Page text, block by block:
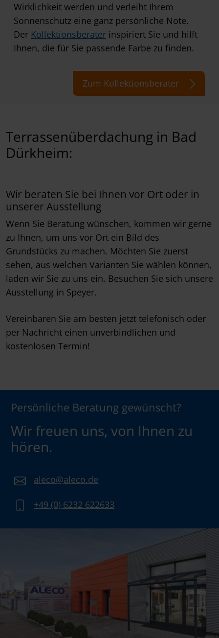
Wirklichkeit werden und verleiht Ihrem
Sonnenschutz eine ganz persönliche Note.
Der Kollektionsberater inspiriert Sie und hilft
Ihnen, die für Sie passende Farbe zu finden.
Zum Kollektionsberater
Terrassenüberdachung in Bad
Dürkheim:
Wir beraten Sie bei Ihnen vor Ort oder in
unserer Ausstellung
Wenn Sie Beratung wünschen, kommen wir gerne
zu Ihnen, um uns vor Ort ein Bild des
Grundstücks zu machen. Möchten Sie zuerst
sehen, aus welchen Varianten Sie wählen können,
laden wir Sie zu uns ein. Besuchen Sie sich unsere
Ausstellung in Speyer.
Vereinbaren Sie am besten jetzt telefonisch oder
per Nachricht einen unverbindlichen und
kostenlosen Termin!
Persönliche Beratung gewünscht?
Wir freuen uns, von Ihnen zu
hören.
aleco@aleco.de
+49 (0) 6232 622633